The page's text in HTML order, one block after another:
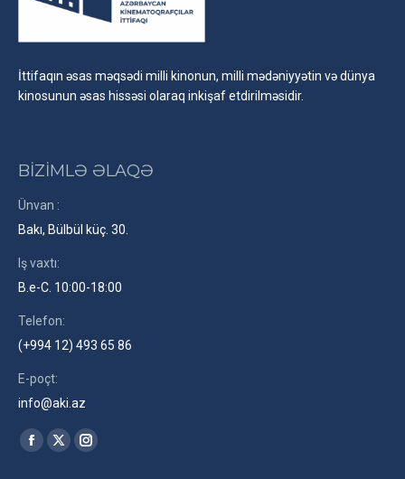
İttifaqın əsas məqsədi milli kinonun, milli mədəniyyətin və dünya
kinosunun əsas hissəsi olaraq inkişaf etdirilməsidir.
BİZİMLƏ ƏLAQƏ
Ünvan :
Bakı, Bülbül küç. 30.
Iş vaxtı:
B.e-C. 10:00-18:00
Telefon:
(+994 12) 493 65 86
E-poçt:
info@aki.az
Find us on:
Facebook
X
Instagram